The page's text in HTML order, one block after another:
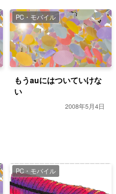
PC・モバイル
もうauにはついていけな
い
2008年5月4日
PC・モバイル